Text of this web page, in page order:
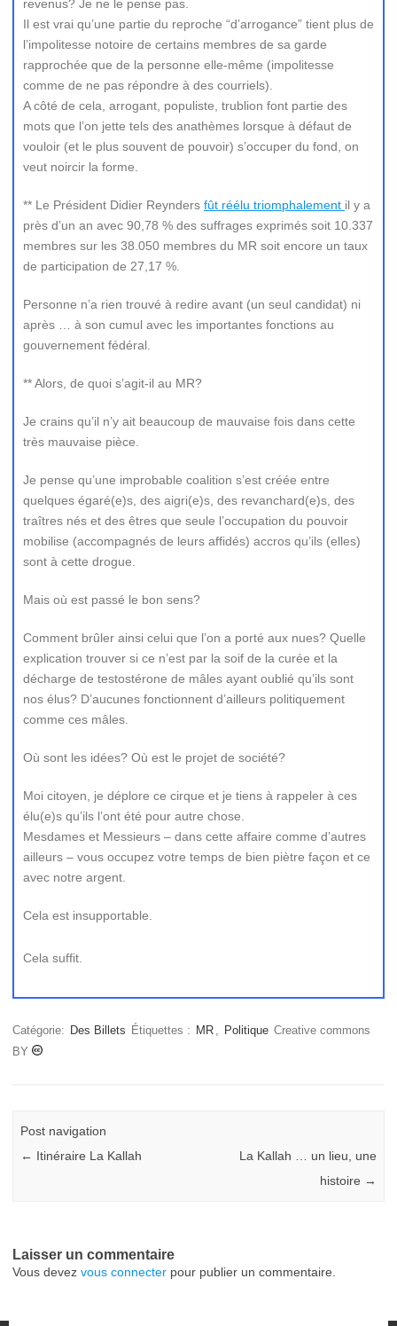
revenus? Je ne le pense pas.
Il est vrai qu’une partie du reproche “d’arrogance” tient plus de
l’impolitesse notoire de certains membres de sa garde
rapprochée que de la personne elle-même (impolitesse
comme de ne pas répondre à des courriels).
A côté de cela, arrogant, populiste, trublion font partie des
mots que l’on jette tels des anathèmes lorsque à défaut de
vouloir (et le plus souvent de pouvoir) s’occuper du fond, on
veut noircir la forme.
** Le Président Didier Reynders fût réélu triomphalement il y a
près d’un an avec 90,78 % des suffrages exprimés soit 10.337
membres sur les 38.050 membres du MR soit encore un taux
de participation de 27,17 %.
Personne n’a rien trouvé à redire avant (un seul candidat) ni
après … à son cumul avec les importantes fonctions au
gouvernement fédéral.
** Alors, de quoi s’agit-il au MR?
Je crains qu’il n’y ait beaucoup de mauvaise fois dans cette
très mauvaise pièce.
Je pense qu’une improbable coalition s’est créée entre
quelques égaré(e)s, des aigri(e)s, des revanchard(e)s, des
traîtres nés et des êtres que seule l’occupation du pouvoir
mobilise (accompagnés de leurs affidés) accros qu’ils (elles)
sont à cette drogue.
Mais où est passé le bon sens?
Comment brûler ainsi celui que l’on a porté aux nues? Quelle
explication trouver si ce n’est par la soif de la curée et la
décharge de testostérone de mâles ayant oublié qu’ils sont
nos élus? D’aucunes fonctionnent d’ailleurs politiquement
comme ces mâles.
Où sont les idées? Où est le projet de société?
Moi citoyen, je déplore ce cirque et je tiens à rappeler à ces
élu(e)s qu’ils l’ont été pour autre chose.
Mesdames et Messieurs – dans cette affaire comme d’autres
ailleurs – vous occupez votre temps de bien piètre façon et ce
avec notre argent.
Cela est insupportable.
Cela suffit.
Catégorie: Des Billets Étiquettes : MR , Politique Creative commons
BY
Post navigation
← Itinéraire La Kallah
La Kallah … un lieu, une
histoire →
Laisser un commentaire
Vous devez vous connecter pour publier un commentaire.